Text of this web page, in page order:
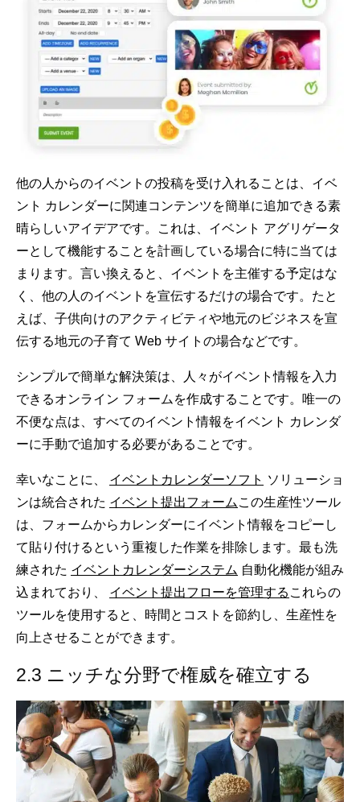
他の人からのイベントの投稿を受け入れることは、イベ
ント カレンダーに関連コンテンツを簡単に追加できる素
晴らしいアイデアです。これは、イベント アグリゲータ
ーとして機能することを計画している場合に特に当ては
まります。言い換えると、イベントを主催する予定はな
く、他の人のイベントを宣伝するだけの場合です。たと
えば、子供向けのアクティビティや地元のビジネスを宣
伝する地元の子育て Web サイトの場合などです。
シンプルで簡単な解決策は、人々がイベント情報を入力
できるオンライン フォームを作成することです。唯一の
不便な点は、すべてのイベント情報をイベント カレンダ
ーに手動で追加する必要があることです。
幸いなことに、 イベントカレンダーソフト ソリューショ
ンは統合された イベント提出フォームこの生産性ツール
は、フォームからカレンダーにイベント情報をコピーし
て貼り付けるという重複した作業を排除します。最も洗
練された イベントカレンダーシステム 自動化機能が組み
込まれており、 イベント提出フローを管理する これらの
ツールを使用すると、時間とコストを節約し、生産性を
向上させることができます。
2.3 ニッチな分野で権威を確立する